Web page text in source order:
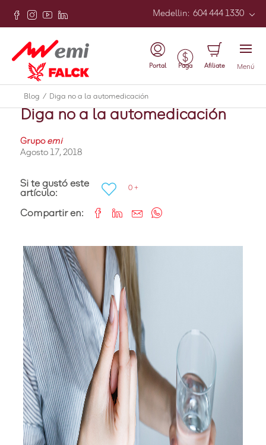
Medellin: 604 444 1330
Portal Paga Afiliate Menú
Blog / Diga no a la automedicación
Atrás
Adultos
Diga no a la automedicación
Grupo emi
Agosto 17, 2018
Si te gustó este
artículo:
0 +
Compartir en: